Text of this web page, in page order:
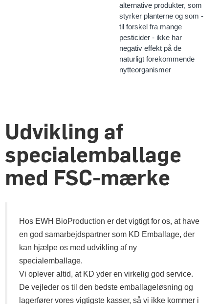
alternative produkter, som
styrker planterne og som -
til forskel fra mange
pesticider - ikke har
negativ effekt på de
naturligt forekommende
nytteorganismer
Udvikling af
specialemballage
med FSC-mærke
Hos EWH BioProduction er det vigtigt for os, at have
en god samarbejdspartner som KD Emballage, der
kan hjælpe os med udvikling af ny
specialemballage.
Vi oplever altid, at KD yder en virkelig god service.
De vejleder os til den bedste emballageløsning og
lagerfører vores vigtigste kasser, så vi ikke kommer i